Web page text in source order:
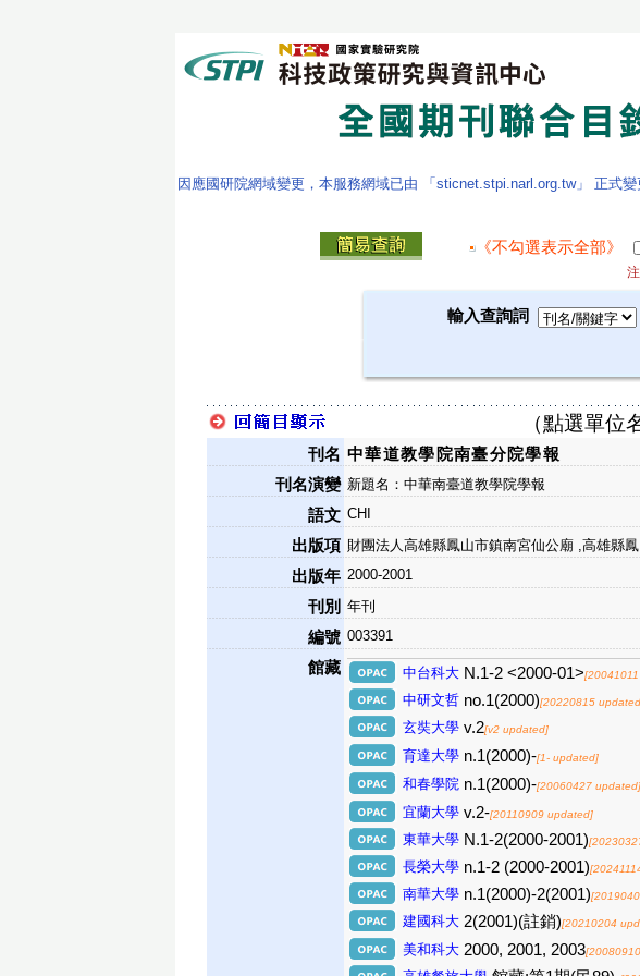
因應國研院網域變更，本服務網域已由 「sticnet.stpi.narl.org.tw」 正式
《不勾選表示全部》
輸入查詢詞
（點選單位
刊名 中華道教學院南臺分院學報
刊名演變 新題名：中華南臺道教學院學報
語文 CHI
出版項 財團法人高雄縣鳳山市鎮南宮仙公廟 ,高雄縣
出版年 2000-2001
刊別 年刊
編號 003391
館藏 中台科大 N.1-2 <2000-01>
中研文哲 no.1(2000)[20220815
玄奘大學 v.2[v2 updated]
育達大學 n.1(2000)-[1- updated]
和春學院 n.1(2000)-[20060427 updated]
宜蘭大學 v.2-[20110909 updated]
東華大學 N.1-2(2000-2001)
長榮大學 n.1-2 (2000-2001)
南華大學 n.1(2000)-2(2001)
建國科大 2(2001)(註銷)[20210204
美和科大 2000, 2001, 2003